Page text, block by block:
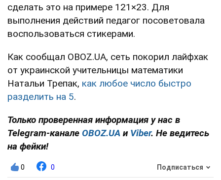
сделать это на примере 121×23. Для
выполнения действий педагог посоветовала
воспользоваться стикерами.
Как сообщал OBOZ.UA, сеть покорил лайфхак
от украинской учительницы математики
Натальи Трепак, как любое число быстро
разделить на 5.
Только проверенная информация у нас в
Telegram-канале OBOZ.UA и Viber. Не ведитесь
на фейки!
0 0 Подписаться